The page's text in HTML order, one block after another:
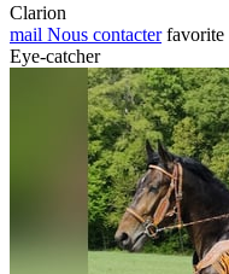
Clarion
mail Nous contacter favorite
Eye-catcher